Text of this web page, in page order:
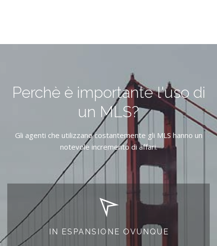
Perchè è importante l'uso di
un MLS?
Gli agenti che utilizzano costantemente gli MLS hanno un
notevole incremento di affari.
IN ESPANSIONE OVUNQUE